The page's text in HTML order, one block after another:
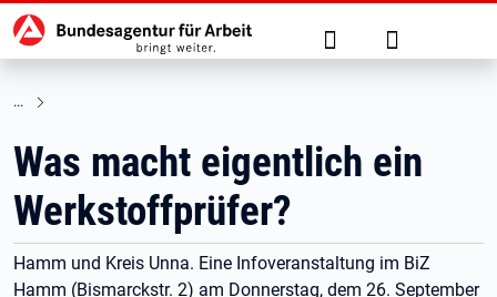
zu den Hauptinhalten springen
Hauptnavigation Suche Anmelden
Was macht eigentlich ein
Werkstoffprüfer?
Hamm und Kreis Unna. Eine Infoveranstaltung im BiZ
Hamm (Bismarckstr. 2) am Donnerstag, dem 26. September